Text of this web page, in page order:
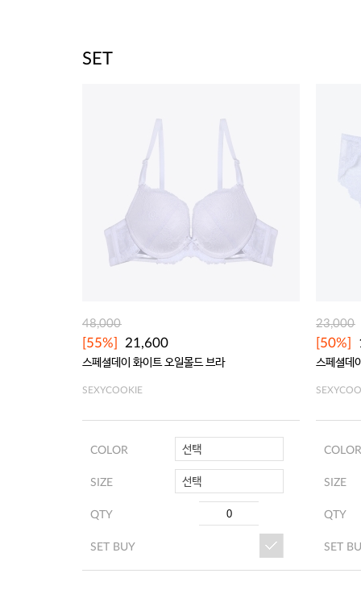
SET
48,000
[55%] 21,600
스페셜데이 화이트 오일몰드 브라
SEXYCOOKIE
COLOR 선택
SIZE 선택
QTY
SET BUY
23,000
[50%]
스페셜데
COLOR
SIZE
QTY
SET